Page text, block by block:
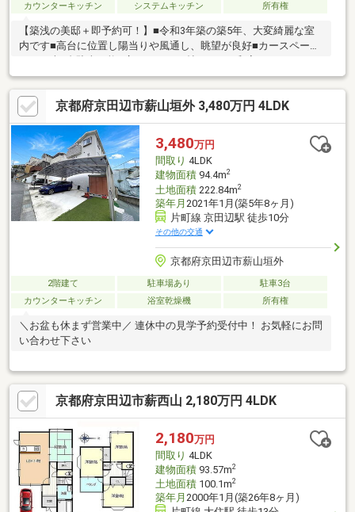
カウンターキッチン
システムキッチン 所有権
【築浅の美邸＋即予約可！】■令和3年築の築5年、大変綺麗な室
内です■高台に位置し陽当りや風通し、眺望が良好■カースペース
京都府京田辺市薪山垣外 3,480万円 4LDK
3,480万円
間取り 4LDK
建物面積94.4m2
土地面積222.84m2
築年月 2021年1月(築5年8ヶ月)
片町線 京田辺駅 徒歩10分
その他の交通
京都府京田辺市薪山垣外
2階建て 駐車場あり
駐車3台
カウンターキッチン
浴室乾燥機 所有権
＼お盆も休まず営業中／ 連休中の見学予約受付中！ お気軽にお問
い合わせ下さい
京都府京田辺市薪西山 2,180万円 4LDK
2,180万円
間取り 4LDK
建物面積93.57m2
土地面積100.1m2
築年月 2000年1月(築26年8ヶ月)